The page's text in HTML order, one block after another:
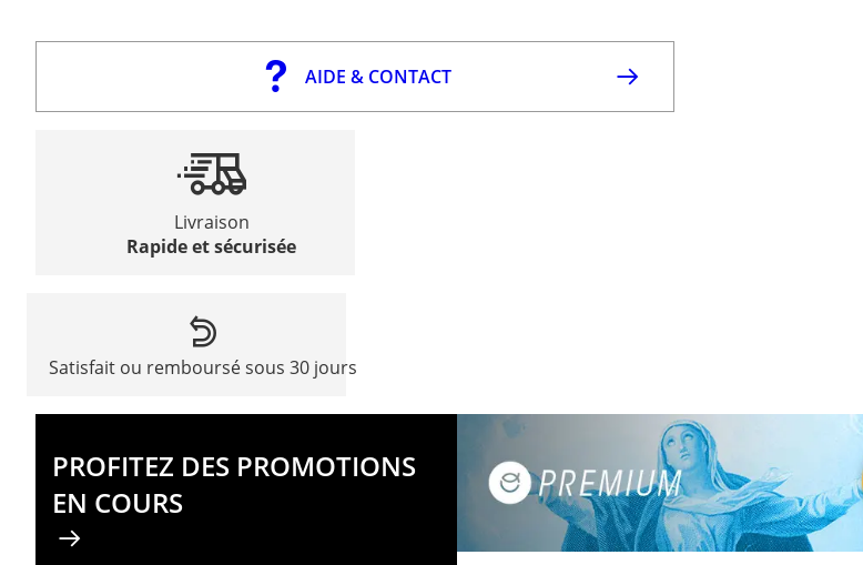
AIDE & CONTACT
Livraison
Rapide et sécurisée
Satisfait ou remboursé sous 30 jours
PROFITEZ DES PROMOTIONS
EN COURS